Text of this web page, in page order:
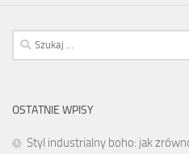
Szukaj:
OSTATNIE WPISY
Styl industrialny boho: jak